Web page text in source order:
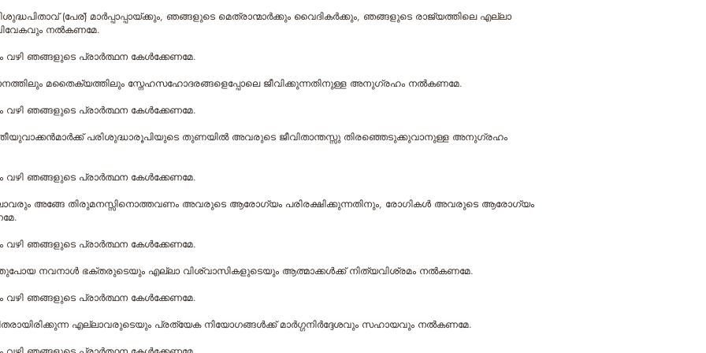
(പേര്) മാര്‍പ്പാപ്പായ്ക്കും, ഞങ്ങളുടെ മെത്രാന്മാര്‍ക്കും വൈദികര്‍ക്കും, ഞങ്ങളുടെ രാജ്യത്തിലെ എല്ലാ
നല്‍കണമേ.
ഞങ്ങളുടെ പ്രാര്‍ത്ഥന കേള്‍ക്കേണമേ.
മതൈക്യത്തിലും സ്നേഹസഹോദരങ്ങളെപ്പോലെ ജീവിക്കുന്നതിനുള്ള അനുഗ്രഹം നല്‍കണമേ.
ഞങ്ങളുടെ പ്രാര്‍ത്ഥന കേള്‍ക്കേണമേ.
പരിശുദ്ധാരൂപിയുടെ തുണയില്‍ അവരുടെ ജീവിതാന്തസ്സു തിരഞ്ഞെടുക്കുവാനുള്ള അനുഗ്രഹം
ഞങ്ങളുടെ പ്രാര്‍ത്ഥന കേള്‍ക്കേണമേ.
അങ്ങേ തിരുമനസ്സിനൊത്തവണം അവരുടെ ആരോഗ്യം പരിരക്ഷിക്കുന്നതിനും, രോഗികള്‍ അവരുടെ ആരോഗ്യം
ഞങ്ങളുടെ പ്രാര്‍ത്ഥന കേള്‍ക്കേണമേ.
നവനാള്‍ ഭക്തരുടെയും എല്ലാ വിശ്വാസികളുടെയും ആത്മാക്കള്‍ക്ക് നിത്യവിശ്രമം നല്‍കണമേ.
ഞങ്ങളുടെ പ്രാര്‍ത്ഥന കേള്‍ക്കേണമേ.
എല്ലാവരുടെയും പ്രത്യേക നിയോഗങ്ങള്‍ക്ക് മാര്‍ഗ്ഗനിര്‍ദ്ദേശവും സഹായവും നല്‍കണമേ.